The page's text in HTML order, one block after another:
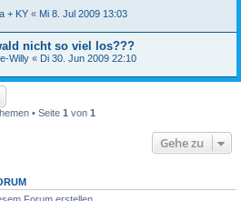
+ KY « Mi 8. Jul 2009 13:03
nicht so viel los???
Willy « Di 30. Jun 2009 22:10
• Seite 1 von 1
Gehe zu